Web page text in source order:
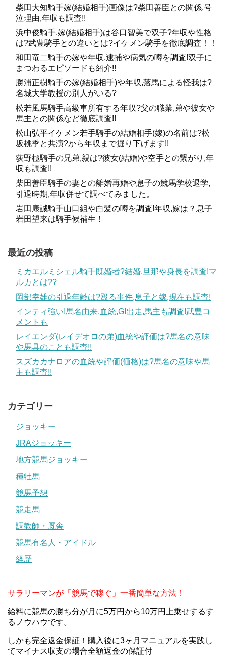
柴田大知騎手嫁(結婚相手)画像は?柴田善臣との関係,号
泣理由,年収も調査!!
浜中俊騎手,嫁(結婚相手)は谷口智美で双子?年収や性格
は?武豊騎手との違いとは?イケメン騎手を徹底調査！！
和田竜二騎手の嫁や年収,逮捕や病気の噂を調査!双子に
まつわるエピソードも紹介!!
勝浦正樹騎手の嫁(結婚相手)や年収,落馬による怪我は?
名城大学教授の別人がいる?
松若風馬騎手高級車所有する年収?父の職業,弟や彼女や
馬主との関係など徹底調査!!
松山弘平イケメン若手騎手の結婚相手(嫁)の名前は?松
坂桃季と共演?から年収まで掘り下げます!!
荻野極騎手の兄弟,親は?彼女(結婚)や空手との繋がり,年
収も調査!!
柴田善臣騎手の妻との離婚再婚や息子の競馬学校退学,
引退時期,年収併せて調べてみました。
岩田康誠騎手山口組や白髪の噂を調査!年収,嫁は？息子
岩田望来は騎手候補生！
最近の投稿
ミカエルミシェル騎手既婚者?結婚,旦那や身長を調査!マ
ルカとは??
岡部幸雄の引退年齢は?殴る事件,息子と嫁,現在も調査!
インティ強い!馬名由来,血統,GI出走,馬主も調査!武豊コ
メントも
レイエンダ(レイデオロの弟)血統や評価は?馬名の意味
や馬具のことも調査!!
スズカカナロアの血統や評価(価格)は?馬名の意味や馬
主も調査!!
カテゴリー
ジョッキー
JRAジョッキー
地方競馬ジョッキー
種牡馬
競馬予想
競走馬
調教師・厩舎
競馬有名人・アイドル
経歴
サラリーマンが「競馬で稼ぐ」一番簡単な方法！
給料に競馬の勝ち分が月に5万円から10万円上乗せするす
るノウハウです。
しかも完全返金保証！購入後に3ヶ月マニュアルを実践し
てマイナス収支の場合全額返金の保証付